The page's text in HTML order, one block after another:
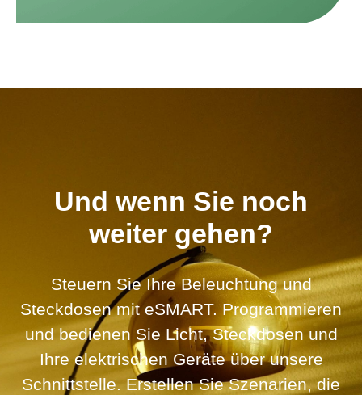
Und wenn Sie noch
weiter gehen?
Steuern Sie Ihre Beleuchtung und
Steckdosen mit eSMART. Programmieren
und bedienen Sie Licht, Steckdosen und
Ihre elektrischen Geräte über unsere
Schnittstelle. Erstellen Sie Szenarien, die